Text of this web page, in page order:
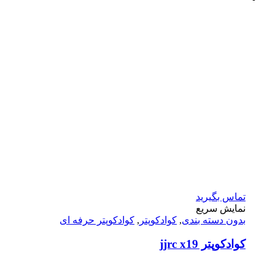
تماس بگیرید
نمایش سریع
بدون دسته بندی, کوادکوپتر , کوادکوپتر حرفه ای
کوادکوپتر jjrc x19